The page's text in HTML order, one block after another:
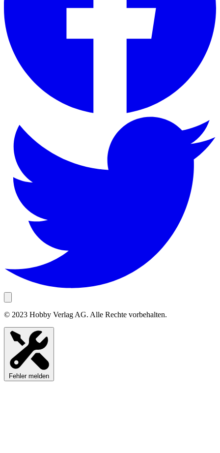
© 2023 Hobby Verlag AG. Alle Rechte vorbehalten.
Fehler melden